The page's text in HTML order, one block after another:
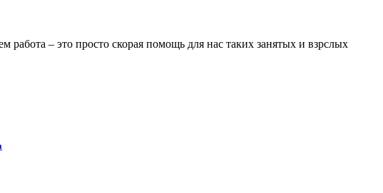
– это просто скорая помощь для нас таких занятых и взрслых